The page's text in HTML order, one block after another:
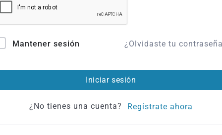
Mantener sesión ¿Olvidaste tu
Iniciar sesión
¿No tienes una cuenta? Regístrate ahora